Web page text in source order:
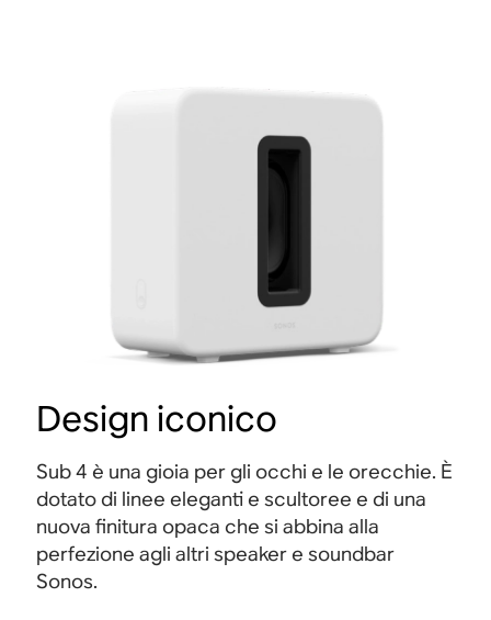
Design iconico
Sub 4 è una gioia per gli occhi e le orecchie. È
dotato di linee eleganti e scultoree e di una
nuova finitura opaca che si abbina alla
perfezione agli altri speaker e soundbar
Sonos.